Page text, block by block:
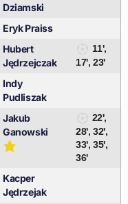
Dziamski
Eryk Praiss
Hubert
Jędrzejczak
11',
17', 23'
Indy
Pudliszak
Jakub
Ganowski
22',
28', 32',
33', 35',
36'
Kacper
Jędrzejak